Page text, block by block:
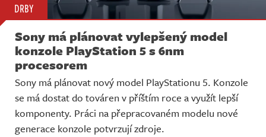
DRBY
Sony má plánovat vylepšený model
konzole PlayStation 5 s 6nm
procesorem
Sony má plánovat nový model PlayStationu 5. Konzole
se má dostat do továren v příštím roce a využít lepší
komponenty. Práci na přepracovaném modelu nové
generace konzole potvrzují zdroje.